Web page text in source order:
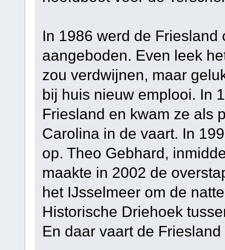
In 1986 werd de Friesland
aangeboden. Even leek
zou verdwijnen, maar
bij huis nieuw emplooi. In
Friesland en kwam ze als
Carolina in de vaart. In
op. Theo Gebhard,
maakte in 2002 de
het IJsselmeer om de
Historische Driehoek
En daar vaart de